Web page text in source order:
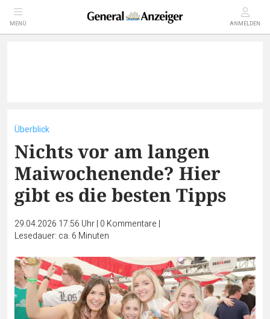
MENÜ ANMELDEN
Überblick
Nichts vor am langen
Maiwochenende? Hier
gibt es die besten Tipps
29.04.2026 17:56 Uhr| 0 Kommentare |
Lesedauer: ca. 6 Minuten